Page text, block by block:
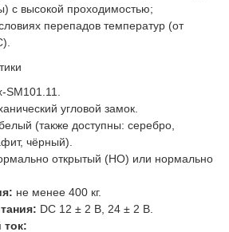
с высокой проходимостью;
перепадов температур (от
угловой замок.
(также доступны: серебро,
чёрный).
открытый (НО) или нормально
не менее 400 кг.
DC 12 ± 2 В, 24 ± 2 В.